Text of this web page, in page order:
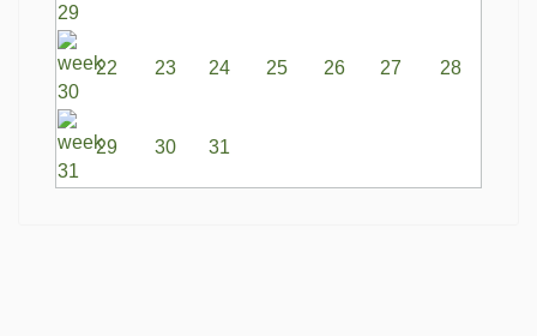
22 23 24 25 26 27 28
29 30 31